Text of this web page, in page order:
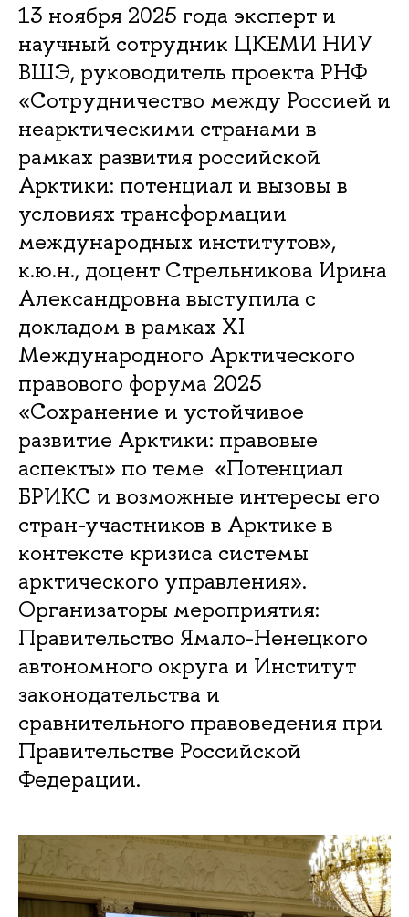
13 ноября 2025 года эксперт и
научный сотрудник ЦКЕМИ НИУ
ВШЭ, руководитель проекта РНФ
«Сотрудничество между Россией и
неарктическими странами в
рамках развития российской
Арктики: потенциал и вызовы в
условиях трансформации
международных институтов»,
к.ю.н., доцент Стрельникова Ирина
Александровна выступила с
докладом в рамках XI
Международного Арктического
правового форума 2025
«Сохранение и устойчивое
развитие Арктики: правовые
аспекты» по теме «Потенциал
БРИКС и возможные интересы его
стран-участников в Арктике в
контексте кризиса системы
арктического управления».
Организаторы мероприятия:
Правительство Ямало-Ненецкого
автономного округа и Институт
законодательства и
сравнительного правоведения при
Правительстве Российской
Федерации.